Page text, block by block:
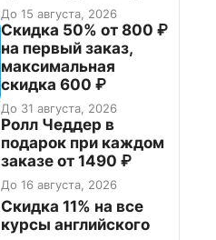
До 15 августа, 2026
Скидка 50% от 800 ₽
на первый заказ,
максимальная
скидка 600 ₽
До 31 августа, 2026
Ролл Чеддер в
подарок при каждом
заказе от 1490 ₽
До 16 августа, 2026
Скидка 11% на все
курсы английского